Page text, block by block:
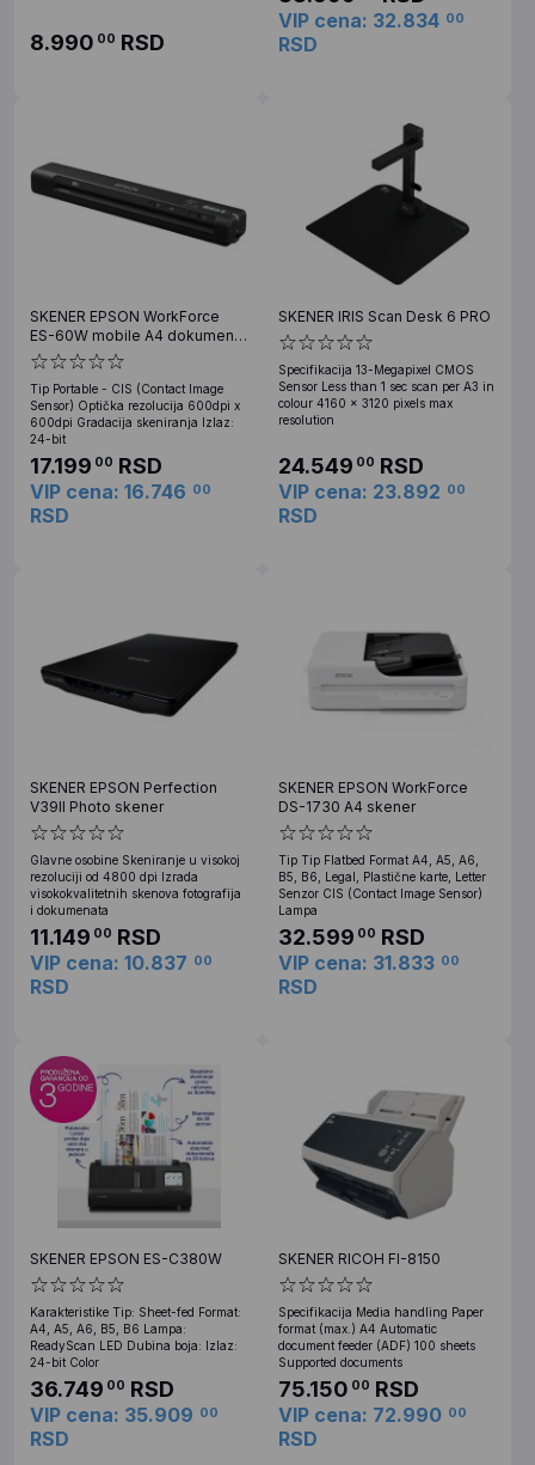
8.990 00 RSD
VIP cena: 32.834 00
RSD
SKENER EPSON WorkForce
ES-60W mobile A4 dokument
skener
Tip Portable - CIS (Contact Image
Sensor) Optička rezolucija 600dpi x
600dpi Gradacija skeniranja Izlaz:
24-bit
17.199 00 RSD
VIP cena: 16.746 00
RSD
SKENER IRIS Scan Desk 6 PRO
Specifikacija 13-Megapixel CMOS
Sensor Less than 1 sec scan per A3 in
colour 4160 x 3120 pixels max
resolution
24.549 00 RSD
VIP cena: 23.892 00
RSD
SKENER EPSON Perfection
V39II Photo skener
Glavne osobine Skeniranje u visokoj
rezoluciji od 4800 dpi Izrada
visokokvalitetnih skenova fotografija
i dokumenata
11.149 00 RSD
VIP cena: 10.837 00
RSD
SKENER EPSON WorkForce
DS-1730 A4 skener
Tip Tip Flatbed Format A4, A5, A6,
B5, B6, Legal, Plastične karte, Letter
Senzor CIS (Contact Image Sensor)
Lampa
32.599 00 RSD
VIP cena: 31.833 00
RSD
SKENER EPSON ES-C380W
Karakteristike Tip: Sheet-fed Format:
A4, A5, A6, B5, B6 Lampa:
ReadyScan LED Dubina boja: Izlaz:
24-bit Color
36.749 00 RSD
VIP cena: 35.909 00
RSD
SKENER RICOH FI-8150
Specifikacija Media handling Paper
format (max.) A4 Automatic
document feeder (ADF) 100 sheets
Supported documents
75.150 00 RSD
VIP cena: 72.990 00
RSD